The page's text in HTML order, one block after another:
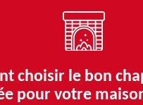
choisir le bon
pour votre